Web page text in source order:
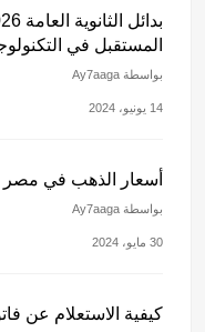
المستقبل في
بواسطة Ay7aaga
14 يونيو، 2024
أسعار الذهب في مصر اليوم
بواسطة Ay7aaga
30 مايو، 2024
كيفية الاستعلام عن